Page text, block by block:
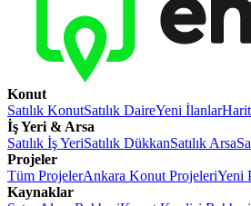
Konut
Satılık KonutSatılık DaireYeni İlanlar
İş Yeri & Arsa
Satılık İş YeriSatılık DükkanSatılık Arsa
Projeler
Tüm ProjelerAnkara Konut ProjeleriYeni
Kaynaklar